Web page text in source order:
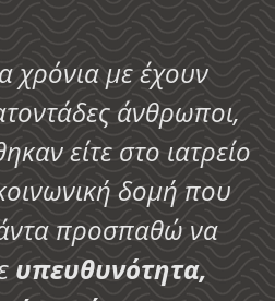
χρόνια με έχουν
άνθρωποι,
είτε στο ιατρείο
δομή που
προσπαθώ να
υπευθυνότητα,